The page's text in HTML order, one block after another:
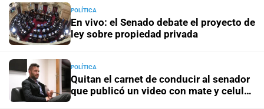
Campolitoral Revista Nosotros
Podcasts Mirador Provincial VivíMejor SF Puerto Negocios
POLÍTICA
En vivo: el Senado debate el proyecto de
ley sobre propiedad privada
POLÍTICA
Quitan el carnet de conducir al senador
que publicó un video con mate y celular